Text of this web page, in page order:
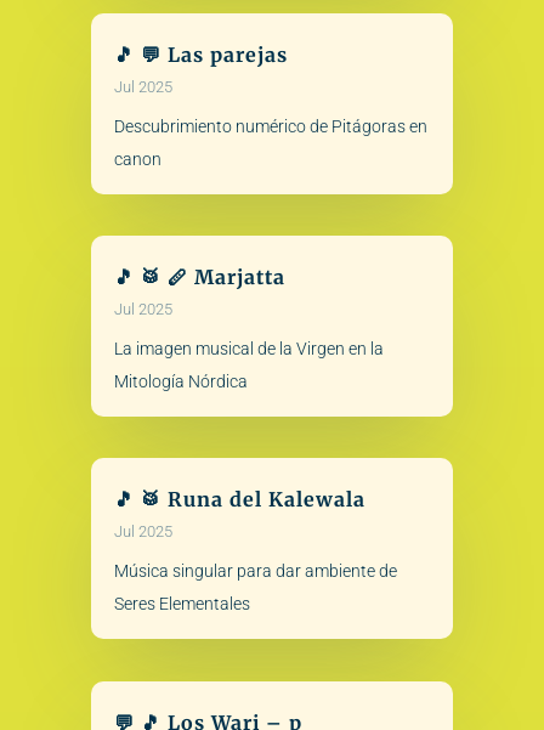
🎵 💬 Las parejas
Jul 2025
Descubrimiento numérico de Pitágoras en
canon
🎵 🥁 🪈 Marjatta
Jul 2025
La imagen musical de la Virgen en la
Mitología Nórdica
🎵 🥁 Runa del Kalewala
Jul 2025
Música singular para dar ambiente de
Seres Elementales
💬 🎵 Los Wari – p